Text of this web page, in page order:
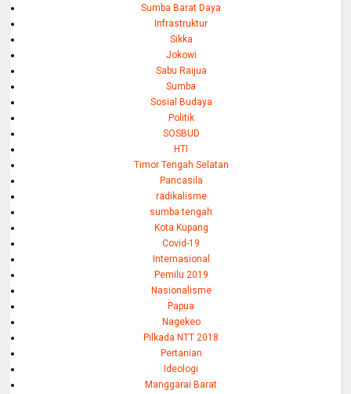
Sumba Barat Daya
Infrastruktur
Sikka
Jokowi
Sabu Raijua
Sumba
Sosial Budaya
Politik
SOSBUD
HTI
Timor Tengah Selatan
Pancasila
radikalisme
sumba tengah
Kota Kupang
Covid-19
Internasional
Pemilu 2019
Nasionalisme
Papua
Nagekeo
Pilkada NTT 2018
Pertanian
Ideologi
Manggarai Barat